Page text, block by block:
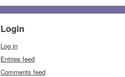
Login
Log in
Entries feed
Comments feed